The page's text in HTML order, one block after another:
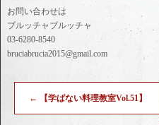
お問い合わせは
ブルッチャブルッチャ
03-6280-8540
bruciabrucia2015@gmail.com
← 【学ばない料理教室Vol.51】